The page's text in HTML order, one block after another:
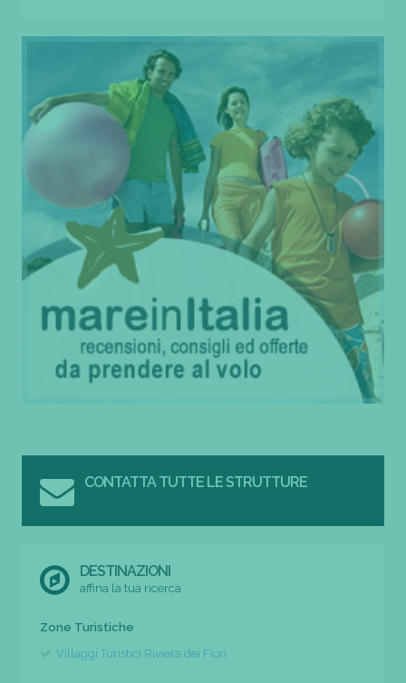
CONTATTA TUTTE LE STRUTTURE
DESTINAZIONI
affina la tua ricerca
Zone Turistiche
Villaggi Turistici Riviera dei Fiori